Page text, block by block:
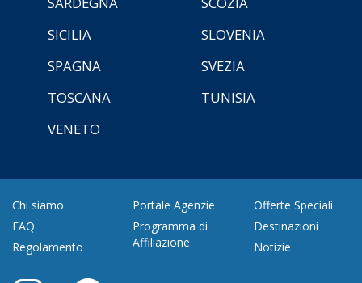
SICILIA
SLOVENIA
SPAGNA
SVEZIA
TOSCANA
TUNISIA
VENETO
Chi siamo
FAQ
Regolamento
Portale Agenzie
Programma di
Affiliazione
Offerte Speciali
Destinazioni
Notizie